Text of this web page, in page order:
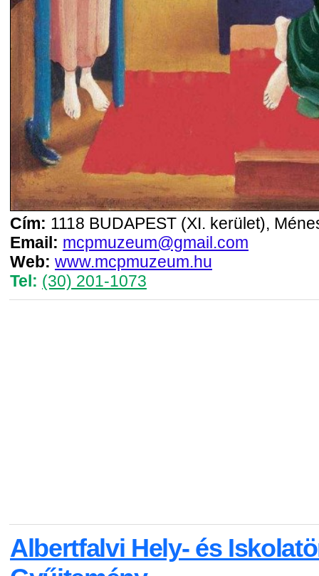
Cím: 1118 BUDAPEST (XI. kerület),
Email: mcpmuzeum@gmail.com
Web: www.mcpmuzeum.hu
Tel: (30) 201-1073
Albertfalvi Hely- és